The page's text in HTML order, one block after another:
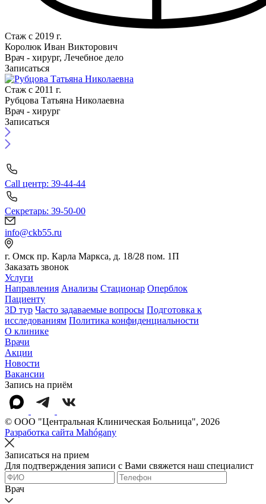
Стаж с 2019 г.
Королюк Иван Викторович
Врач - хирург, Лечебное дело
Записаться
Стаж с 2011 г.
Рубцова Татьяна Николаевна
Врач - хирург
Записаться
Call центр: 39-44-44
Секретарь: 39-50-00
info@ckb55.ru
г. Омск пр. Карла Маркса, д. 18/28 пом. 1П
Заказать звонок
Услуги
Направления Анализы Стационар Оперблок
Пациенту
3D тур Часто задаваемые вопросы Подготовка к
исследованиям Политика конфиденциальности
О клинике
Врачи
Акции
Новости
Вакансии
Запись на приём
© OOO "Центральная Клиническая Больница", 2026
Разработка сайта Mahógany
Записаться на прием
Для подтверждения записи с Вами свяжется наш специалист
Врач